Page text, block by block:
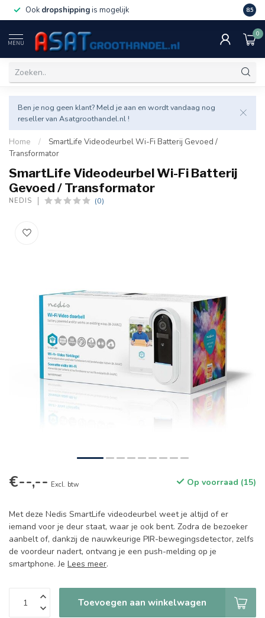
Ook dropshippingis mogelijk Veel
8.5
MENU
0
Ben je nog geen klant? Meld je aan en wordt vandaag nog
reseller van Asatgroothandel.nl !
Home /
SmartLife Videodeurbel Wi-Fi Batterij Gevoed /
Transformator
SmartLife Videodeurbel Wi-Fi Batterij
Gevoed / Transformator
NEDIS (0)
€--,-- Excl. btw Op voorraad (15)
Met deze Nedis SmartLife videodeurbel weet je altijd of er
iemand voor je deur staat, waar je ook bent. Zodra de bezoeker
aanbelt of, dankzij de nauwkeurige PIR-bewegingsdetector, zelfs
de voordeur nadert, ontvang je een push-melding op je
smartphone. Je Lees meer.
Toevoegen aan winkelwagen